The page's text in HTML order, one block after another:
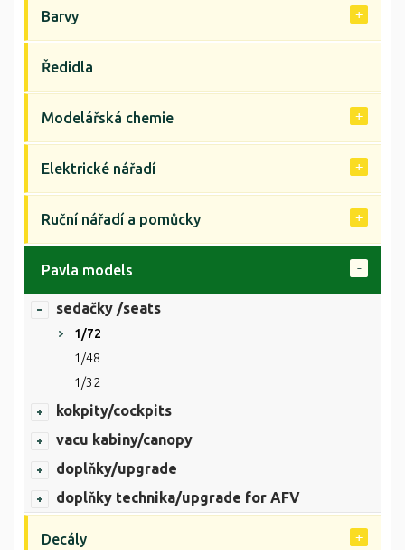
Barvy
Ředidla
Modelářská chemie
Elektrické nářadí
Ruční nářadí a pomůcky
Pavla models
sedačky /seats
1/72
1/48
1/32
kokpity/cockpits
vacu kabiny/canopy
doplňky/upgrade
doplňky technika/upgrade for AFV
Decály